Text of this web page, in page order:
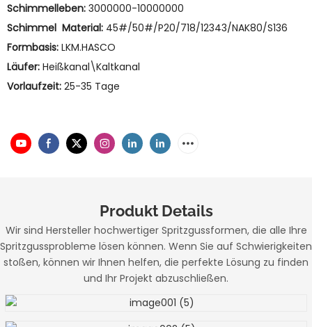
Schimmelleben: 3000000-10000000
Schimmel Material: 45#/50#/P20/718/12343/NAK80/S136
Formbasis: LKM.HASCO
Läufer: Heißkanal\Kaltkanal
Vorlaufzeit: 25-35 Tage
Produkt Details
Wir sind Hersteller hochwertiger Spritzgussformen, die alle Ihre
Spritzgussprobleme lösen können. Wenn Sie auf Schwierigkeiten
stoßen, können wir Ihnen helfen, die perfekte Lösung zu finden
und Ihr Projekt abzuschließen.